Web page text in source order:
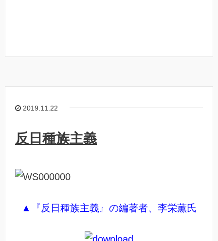
2019.11.22
反日種族主義
▲『反日種族主義』の編著者、李栄薫氏